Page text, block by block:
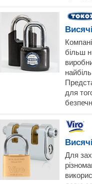
більш
для
Для